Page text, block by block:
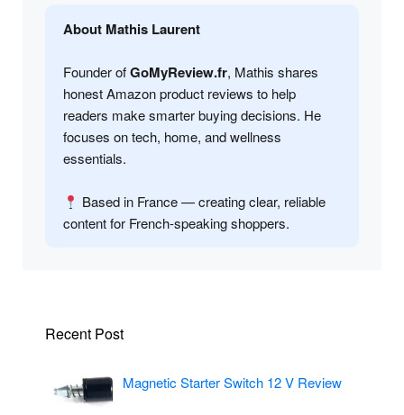
About Mathis Laurent
Founder ofGoMyReview.fr, Mathis shares
honest Amazon product reviews to help
readers make smarter buying decisions. He
focuses on tech, home, and wellness
essentials.
Based in France — creating clear, reliable
content for French-speaking shoppers.
Recent Post
Magnetic Starter Switch 12 V Review